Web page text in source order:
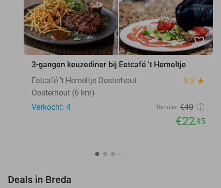
favorite_border
3-gangen keuzediner bij Eetcafé 't Hemeltje
Eetcafé 't Hemeltje Oosterhout
9.3 star
Oosterhout (6 km)
Verkocht: 4
Regulier €40
€22,95
Deals in Breda